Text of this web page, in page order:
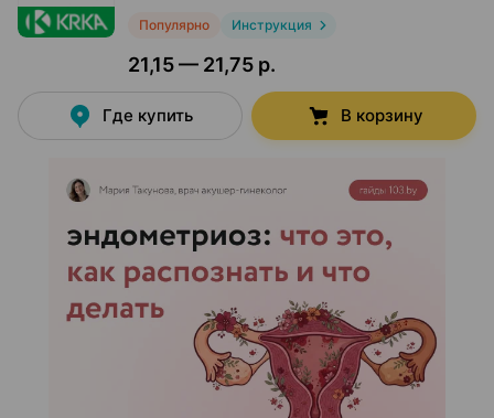
Популярно Инструкция
21,15 — 21,75 р.
Где купить В корзину